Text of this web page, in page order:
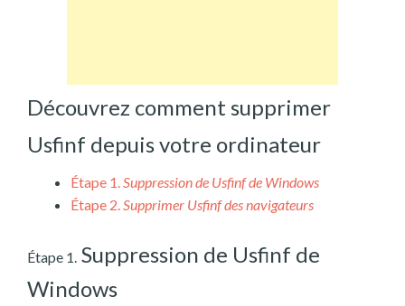
Découvrez comment supprimer
Usfinf depuis votre ordinateur
Étape 1.Suppression de Usfinf de Windows
Étape 2.Supprimer Usfinf des navigateurs
Étape 1. Suppression de Usfinf de
Windows